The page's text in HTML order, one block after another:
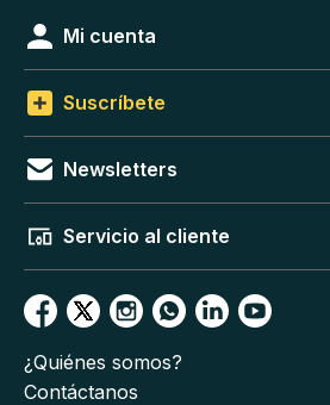
Mi cuenta
Suscríbete
Newsletters
Servicio al cliente
¿Quiénes somos?
Contáctanos